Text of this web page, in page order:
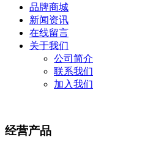
品牌商城
新闻资讯
在线留言
关于我们
公司简介
联系我们
加入我们
经营产品